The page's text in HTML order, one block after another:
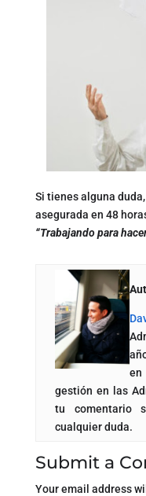
Si tienes alguna
asegurada en 48
“Trabajando para
gestión en las
tu comentario
cualquier duda.
Submit a
Your email address